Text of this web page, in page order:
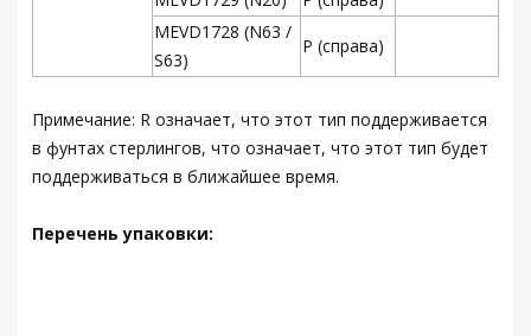
MEVD1728 (N63 /
S63)
Р (справа)
Примечание: R означает, что этот тип поддерживается
в фунтах стерлингов, что означает, что этот тип будет
поддерживаться в ближайшее время.
Перечень упаковки: